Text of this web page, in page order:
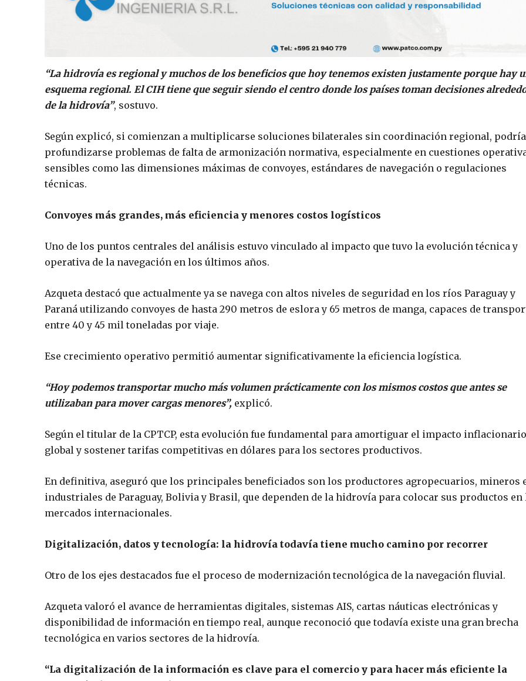
“La hidrovía es regional y muchos de los beneficios que hoy tenemos existen justamente porque hay
esquema regional. El CIH tiene que seguir siendo el centro donde los países toman decisiones
de la hidrovía”, sostuvo.
Según explicó, si comienzan a multiplicarse soluciones bilaterales sin coordinación regional,
profundizarse problemas de falta de armonización normativa, especialmente en cuestiones
sensibles como las dimensiones máximas de convoyes, estándares de navegación o regulaciones
técnicas.
Convoyes más grandes, más eficiencia y menores costos logísticos
Uno de los puntos centrales del análisis estuvo vinculado al impacto que tuvo la evolución técnica y
operativa de la navegación en los últimos años.
Azqueta destacó que actualmente ya se navega con altos niveles de seguridad en los ríos Paraguay y
Paraná utilizando convoyes de hasta 290 metros de eslora y 65 metros de manga, capaces de
entre 40 y 45 mil toneladas por viaje.
Ese crecimiento operativo permitió aumentar significativamente la eficiencia logística.
“Hoy podemos transportar mucho más volumen prácticamente con los mismos costos que antes se
utilizaban para mover cargas menores”, explicó.
Según el titular de la CPTCP, esta evolución fue fundamental para amortiguar el impacto inflacionario
global y sostener tarifas competitivas en dólares para los sectores productivos.
En definitiva, aseguró que los principales beneficiados son los productores agropecuarios, mineros
industriales de Paraguay, Bolivia y Brasil, que dependen de la hidrovía para colocar sus productos en
mercados internacionales.
Digitalización, datos y tecnología: la hidrovía todavía tiene mucho camino por recorrer
Otro de los ejes destacados fue el proceso de modernización tecnológica de la navegación fluvial.
Azqueta valoró el avance de herramientas digitales, sistemas AIS, cartas náuticas electrónicas y
disponibilidad de información en tiempo real, aunque reconoció que todavía existe una gran brecha
tecnológica en varios sectores de la hidrovía.
“La digitalización de la información es clave para el comercio y para hacer más eficiente la